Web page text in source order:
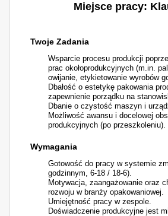
Miejsce pracy:
Twoje Zadania
Wsparcie procesu produkcji
prac okołoprodukcyjnych (m.in.
owijanie, etykietowanie wyrobów
Dbałość o estetykę pakowania
zapewnienie porządku na
Dbanie o czystość maszyn i
Możliwość awansu i docelowej
produkcyjnych (po przeszkoleniu).
Wymagania
Gotowość do pracy w systemie
godzinnym, 6-18 / 18-6).
Motywacja, zaangażowanie oraz
rozwoju w branży opakowaniowej.
Umiejętność pracy w zespole.
Doświadczenie produkcyjne jest